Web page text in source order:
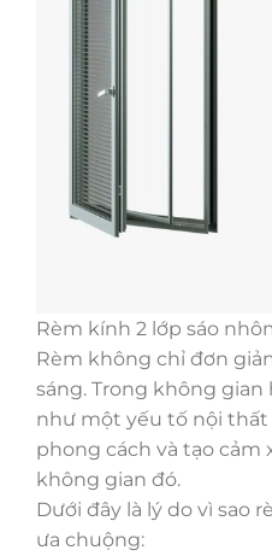
Rèm kính 2 lớp sáo
Rèm không chỉ đơn
sáng. Trong không
như một yếu tố nội
phong cách và tạo cảm
không gian đó.
Dưới đây là lý do vì sao
ưa chuộng: